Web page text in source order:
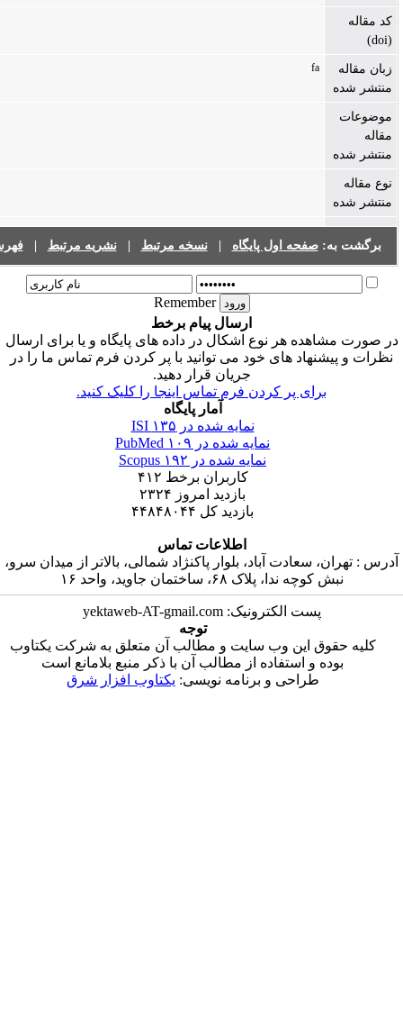
صفحه اول پایگاه|نسخه مرتبط |نشریه مرتبط |فهرست نشریات
Remember
ارسال پیام برخط
هر نوع اشکال در داده های پایگاه و یا برای ارسال
های خود می توانید با پر کردن فرم تماس ما را در
جریان قرار دهید.
پر کردن فرم تماس اینجا را کلیک کنید.
۱۳۵
۱۰۹
۱۹۲
کاربران برخط۴۱۲
۲۳۲۴
۴۴۸۴۸۰۴۴
اطلاعات تماس
آباد، بلوار پاکنژاد شمالی، بالاتر از میدان سرو،
پلاک ۶۸، ساختمان جاوید، واحد ۱۶
پست الکترونیک: yektaweb-AT-gmail.com
این وب سایت و مطالب آن متعلق به شرکت یکتاوب
و استفاده از مطالب آن با ذکر منبع بلامانع است
طراحی و برنامه نویسی:یکتاوب افزار شرق